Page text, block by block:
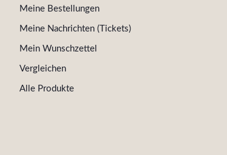
Meine Bestellungen
Meine Nachrichten (Tickets)
Mein Wunschzettel
Vergleichen
Alle Produkte